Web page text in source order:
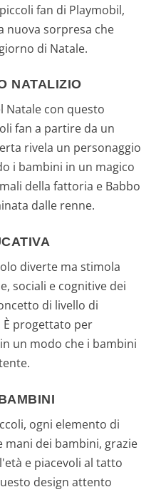
fan di Playmobil,
nuova sorpresa che
di Natale.
NATALIZIO
Natale con questo
fan a partire da un
rivela un personaggio
i bambini in un magico
della fattoria e Babbo
dalle renne.
diverte ma stimola
sociali e cognitive dei
di livello di
progettato per
un modo che i bambini
ogni elemento di
mani dei bambini, grazie
e piacevoli al tatto
design attento